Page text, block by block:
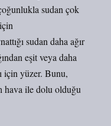
sudan çok
sudan daha ağır
eşit veya daha
için yüzer. Bunu,
hava ile dolu olduğu